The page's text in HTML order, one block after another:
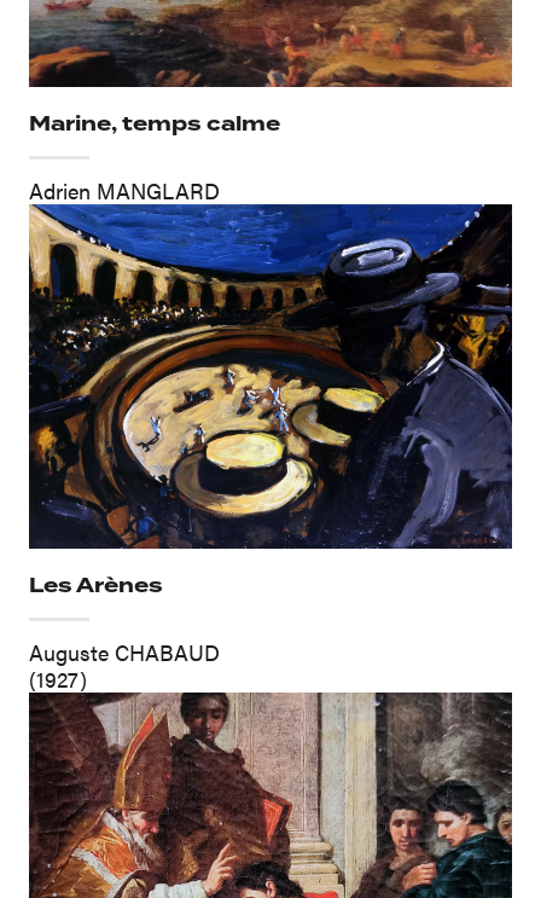
Marine, temps calme
Adrien MANGLARD
Les Arènes
Auguste CHABAUD
(1927)